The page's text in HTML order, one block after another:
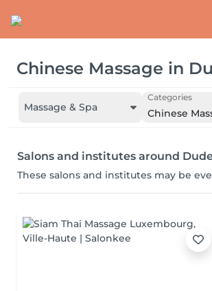
Chinese Massage in
Massage & Spa
Categories
Chinese
Salons and institutes around
These salons and institutes may be